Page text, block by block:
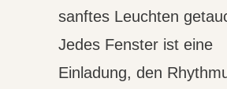
sanftes Leuchten
Jedes Fenster ist eine
Einladung, den